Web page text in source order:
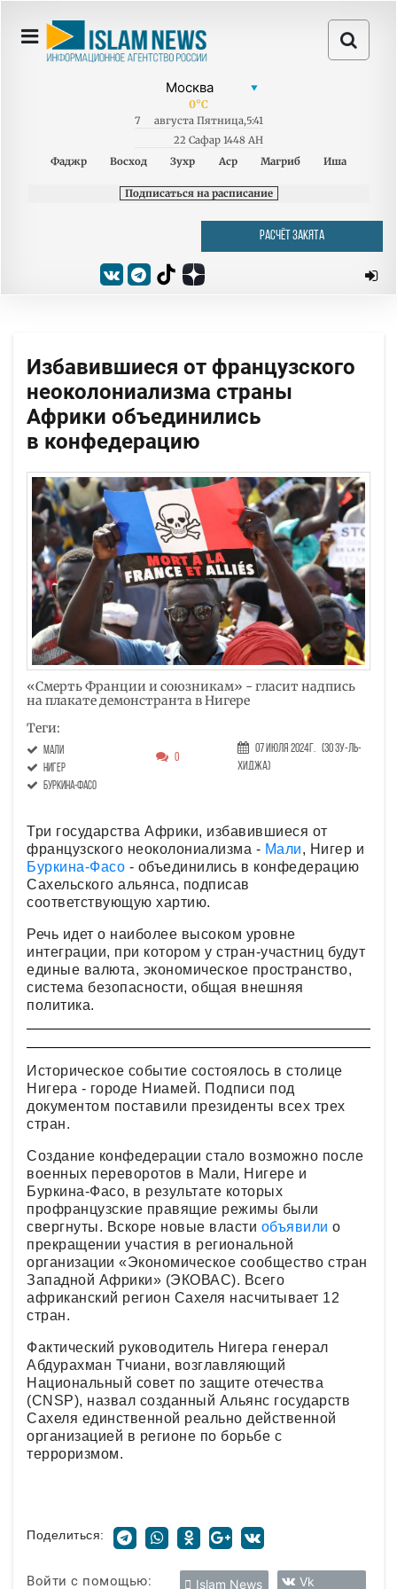
0°C
7 августа Пятница,5:41
22 Сафар 1448 AH
Фаджр
Восход Зухр Аср Магриб Иша
Подписаться на расписание
РАСЧЁТ ЗАКЯТА
Избавившиеся от французского
неоколониализма страны
Африки объединились
в конфедерацию
«Смерть Франции и союзникам» - гласит надпись
на плакате демонстранта в Нигере
Теги:
Мали
Нигер
Буркина-Фасо
0
07 Июля 2024г.
(30 Зу-ль-
хиджа)
Три государства Африки, избавившиеся от
французского неоколониализма - Мали, Нигер и
Буркина-Фасо - объединились в конфедерацию
Сахельского альянса, подписав
соответствующую хартию.
Речь идет о наиболее высоком уровне
интеграции, при котором у стран-участниц будут
единые валюта, экономическое пространство,
система безопасности, общая внешняя
политика.
Историческое событие состоялось в столице
Нигера - городе Ниамей. Подписи под
документом поставили президенты всех трех
стран.
Создание конфедерации стало возможно после
военных переворотов в Мали, Нигере и
Буркина-Фасо, в результате которых
профранцузские правящие режимы были
свергнуты. Вскоре новые власти объявили о
прекращении участия в региональной
организации «Экономическое сообщество стран
Западной Африки» (ЭКОВАС). Всего
африканский регион Сахеля насчитывает 12
стран.
Фактический руководитель Нигера генерал
Абдурахман Тчиани, возглавляющий
Национальный совет по защите отечества
(CNSP), назвал созданный Альянс государств
Сахеля единственной реально действенной
организацией в регионе по борьбе с
терроризмом.
Поделиться:
Войти с помощью: Islam News Vk